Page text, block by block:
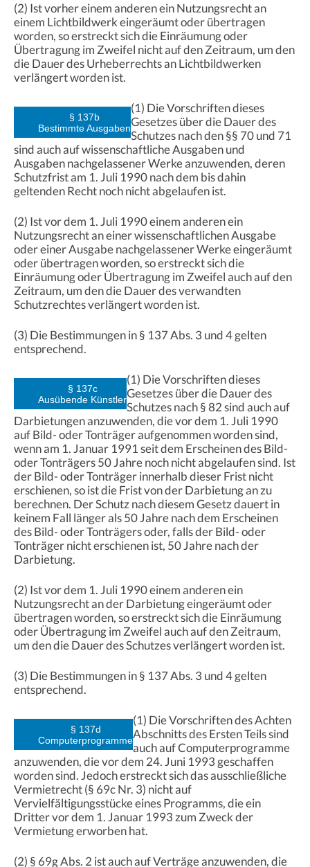
(2) Ist vorher einem anderen ein Nutzungsrecht an
einem Lichtbildwerk eingeräumt oder übertragen
worden, so erstreckt sich die Einräumung oder
Übertragung im Zweifel nicht auf den Zeitraum, um den
die Dauer des Urheberrechts an Lichtbildwerken
verlängert worden ist.
§ 137b
Bestimmte Ausgaben
(1) Die Vorschriften dieses
Gesetzes über die Dauer des
Schutzes nach den §§ 70 und 71
sind auch auf wissenschaftliche Ausgaben und
Ausgaben nachgelassener Werke anzuwenden, deren
Schutzfrist am 1. Juli 1990 nach dem bis dahin
geltenden Recht noch nicht abgelaufen ist.
(2) Ist vor dem 1. Juli 1990 einem anderen ein
Nutzungsrecht an einer wissenschaftlichen Ausgabe
oder einer Ausgabe nachgelassener Werke eingeräumt
oder übertragen worden, so erstreckt sich die
Einräumung oder Übertragung im Zweifel auch auf den
Zeitraum, um den die Dauer des verwandten
Schutzrechtes verlängert worden ist.
(3) Die Bestimmungen in § 137 Abs. 3 und 4 gelten
entsprechend.
§ 137c
Ausübende Künstler
(1) Die Vorschriften dieses
Gesetzes über die Dauer des
Schutzes nach § 82 sind auch auf
Darbietungen anzuwenden, die vor dem 1. Juli 1990
auf Bild- oder Tonträger aufgenommen worden sind,
wenn am 1. Januar 1991 seit dem Erscheinen des Bild-
oder Tonträgers 50 Jahre noch nicht abgelaufen sind. Ist
der Bild- oder Tonträger innerhalb dieser Frist nicht
erschienen, so ist die Frist von der Darbietung an zu
berechnen. Der Schutz nach diesem Gesetz dauert in
keinem Fall länger als 50 Jahre nach dem Erscheinen
des Bild- oder Tonträgers oder, falls der Bild- oder
Tonträger nicht erschienen ist, 50 Jahre nach der
Darbietung.
(2) Ist vor dem 1. Juli 1990 einem anderen ein
Nutzungsrecht an der Darbietung eingeräumt oder
übertragen worden, so erstreckt sich die Einräumung
oder Übertragung im Zweifel auch auf den Zeitraum,
um den die Dauer des Schutzes verlängert worden ist.
(3) Die Bestimmungen in § 137 Abs. 3 und 4 gelten
entsprechend.
§ 137d
Computerprogramme
(1) Die Vorschriften des Achten
Abschnitts des Ersten Teils sind
auch auf Computerprogramme
anzuwenden, die vor dem 24. Juni 1993 geschaffen
worden sind. Jedoch erstreckt sich das ausschließliche
Vermietrecht (§ 69c Nr. 3) nicht auf
Vervielfältigungsstücke eines Programms, die ein
Dritter vor dem 1. Januar 1993 zum Zweck der
Vermietung erworben hat.
(2) § 69g Abs. 2 ist auch auf Verträge anzuwenden, die